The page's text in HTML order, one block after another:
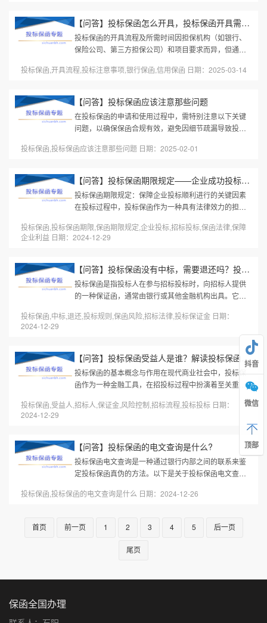
【问答】投标保函怎么开具，投标保函开具需要多长时间
投标保函的开具流程及所需时间因担保机构（如银行、
保险公司、第三方担保公司）和项目要求而异，但通常
择担保机构银行：传统方式，...
投标保函,开具流程,投标注意事项,银行保函,信用保函 日期：2025-03-14
【问答】投标保函应该注意那些问题
在投标保函的申请和使用过程中，需特别注意以下关键
问题，以确保保函合规有效，避免因细节疏漏导致投标
性格式与条款：保函内容（如...
投标保函,投标保函应该注意那些问题 日期：2025-02-01
【问答】投标保函期限规定——企业成功投标的关键保障
投标保函期限规定：保障企业投标顺利进行的关键因素
在投标过程中，投标保函作为一种具有法律效力的担保
证明投标人履约能力，以防止...
投标保函,投标保函期限,保函期限规定,企业投标,招标投标,保函法律,保障
企业利益 日期：2024-12-29
【问答】投标保函没有中标，需要退还吗？投标保函的常见误区与应...
投标保函是指投标人在参与招标投标时，向招标人提供
的一种保证函，通常由银行或其他金融机构出具。它的
保在投标过程中投标人不会随...
投标保函,中标,退还,投标规则,保函风险,招标法律,投标保证金 日期：
2024-12-29
【问答】投标保函受益人是谁？解读投标保函的核心要素
投标保函的基本概念与作用在现代商业社会中，投标保
函作为一种金融工具，在招投标过程中扮演着至关重要
力，还能在一定程度上为招标人...
投标保函,受益人,招标人,保证金,风险控制,招标流程,投标投标 日期：
2024-12-29
【问答】投标保函的电文查询是什么?
投标保函电文查询是一种通过银行内部之间的联系来鉴
定投标保函真伪的方法。以下是关于投标保函电文查询
标过程中，任何企业都可以通...
投标保函,投标保函的电文查询是什么 日期：2024-12-26
首页 前一页 1 2 3 4 5 后一页
尾页
保函全国办理
抖音
微信
顶部